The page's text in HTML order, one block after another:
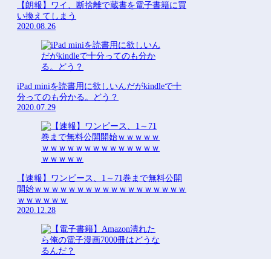
【朗報】ワイ、断捨離で蔵書を電子書籍に買
い換えてしまう
2020.08.26
iPad miniを読書用に欲しいんだがkindleで十
分ってのも分かる。どう？
2020.07.29
【速報】ワンピース、1～71巻まで無料公開
開始ｗｗｗｗｗｗｗｗｗｗｗｗｗｗｗｗｗｗ
ｗｗｗｗｗｗ
2020.12.28